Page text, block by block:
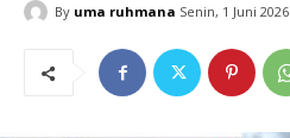
By uma ruhmana Senin, 1 Juni 2026